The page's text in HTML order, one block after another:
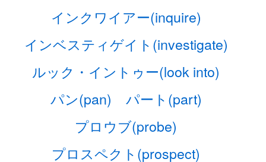
インクワイアー(inquire)
インベスティゲイト(investigate)
ルック・イントゥー(look into)
パン(pan)
パート(part)
プロウブ(probe)
プロスペクト(prospect)